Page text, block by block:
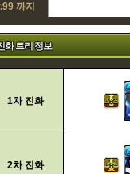
까지
화 트리 정보
1차 진화
2차 진화